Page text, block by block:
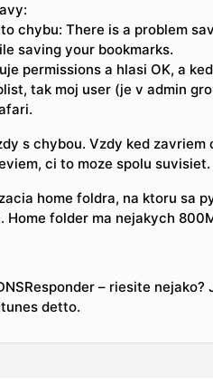
chybu: There is a problem
saving your bookmarks.
permissions a hlasi OK, a
tak moj user (je v admin
s chybou. Vzdy ked zavriem
ci to moze spolu suvisiet.
home foldra, na ktoru sa
Home folder ma nejakych
– riesite nejako?
detto.